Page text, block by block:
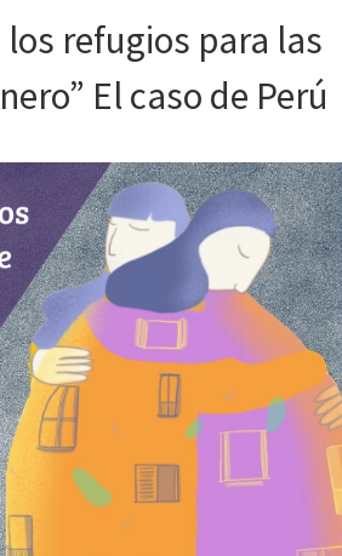
refugios para las
El caso de Perú